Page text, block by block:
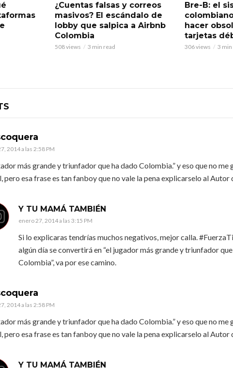
¿Cuentas falsas y correos
masivos? El escándalo de
lobby que salpica a Airbnb
Colombia
508 views 3 min read
Bre-B: el
hacer
tarjetas
306 views 3 min
2014 a las 2:58 PM
más grande y triunfador que ha dado Colombia.” y eso que no me
pero esa frase es tan fanboy que no vale la pena explicarselo al Autor
Y TU MAMÁ TAMBIÉN
enero 27, 2014 a las 3:15 PM
Si lo explicaras tendrías muchos negativos, mejor calla.
algún día se convertirá en “el jugador más grande y triunfador
Colombia”, va por ese camino.
2014 a las 2:58 PM
más grande y triunfador que ha dado Colombia.” y eso que no me
pero esa frase es tan fanboy que no vale la pena explicarselo al Autor
Y TU MAMÁ TAMBIÉN